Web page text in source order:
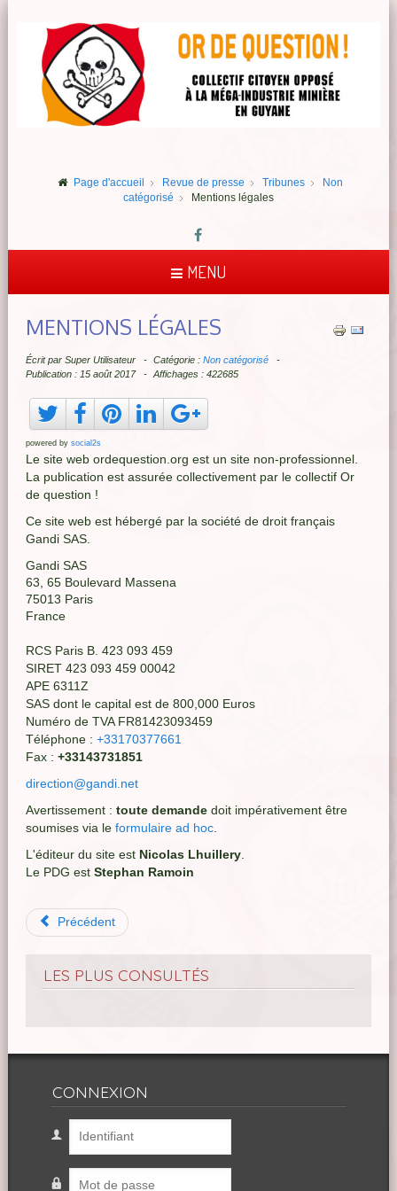
Page d'accueil Revue de presse Tribunes
Non
catégorisé
Mentions légales
MENU
MENTIONS LÉGALES
Écrit par Super Utilisateur Catégorie : Non catégorisé
Publication : 15 août 2017
Affichages : 422685
powered by social2s
Le site web ordequestion.org est un site non-professionnel.
La publication est assurée collectivement par le collectif Or
de question !
Ce site web est hébergé par la société de droit français
Gandi SAS.
Gandi SAS
63, 65 Boulevard Massena
75013 Paris
France
RCS Paris B. 423 093 459
SIRET 423 093 459 00042
APE 6311Z
SAS dont le capital est de 800,000 Euros
Numéro de TVA FR81423093459
Téléphone : +33170377661
Fax : +33143731851
direction@gandi.net
Avertissement : toute demande doit impérativement être
soumises via le formulaire ad hoc.
L'éditeur du site est Nicolas Lhuillery.
Le PDG est Stephan Ramoin
Précédent
LES PLUS CONSULTÉS
CONNEXION